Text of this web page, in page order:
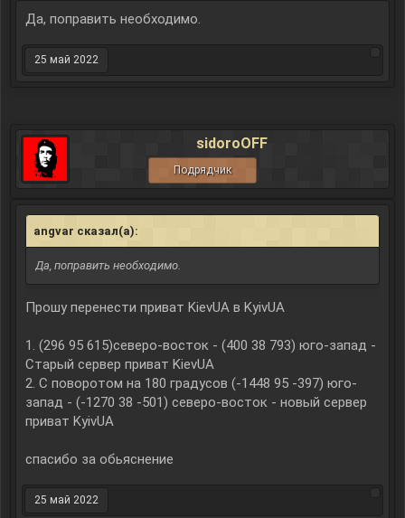
Да, поправить необходимо.
25 май 2022
sidoroOFF
Подрядчик
angvar сказал(а):
Да, поправить необходимо.
Прошу перенести приват KievUA в KyivUA
1. (296 95 615)cеверо-восток - (400 38 793) юго-запад -
Старый сервер приват KievUA
2. С поворотом на 180 градусов (-1448 95 -397) юго-
запад - (-1270 38 -501) cеверо-восток - новый сервер
приват KyivUA
спасибо за обьяснение
25 май 2022